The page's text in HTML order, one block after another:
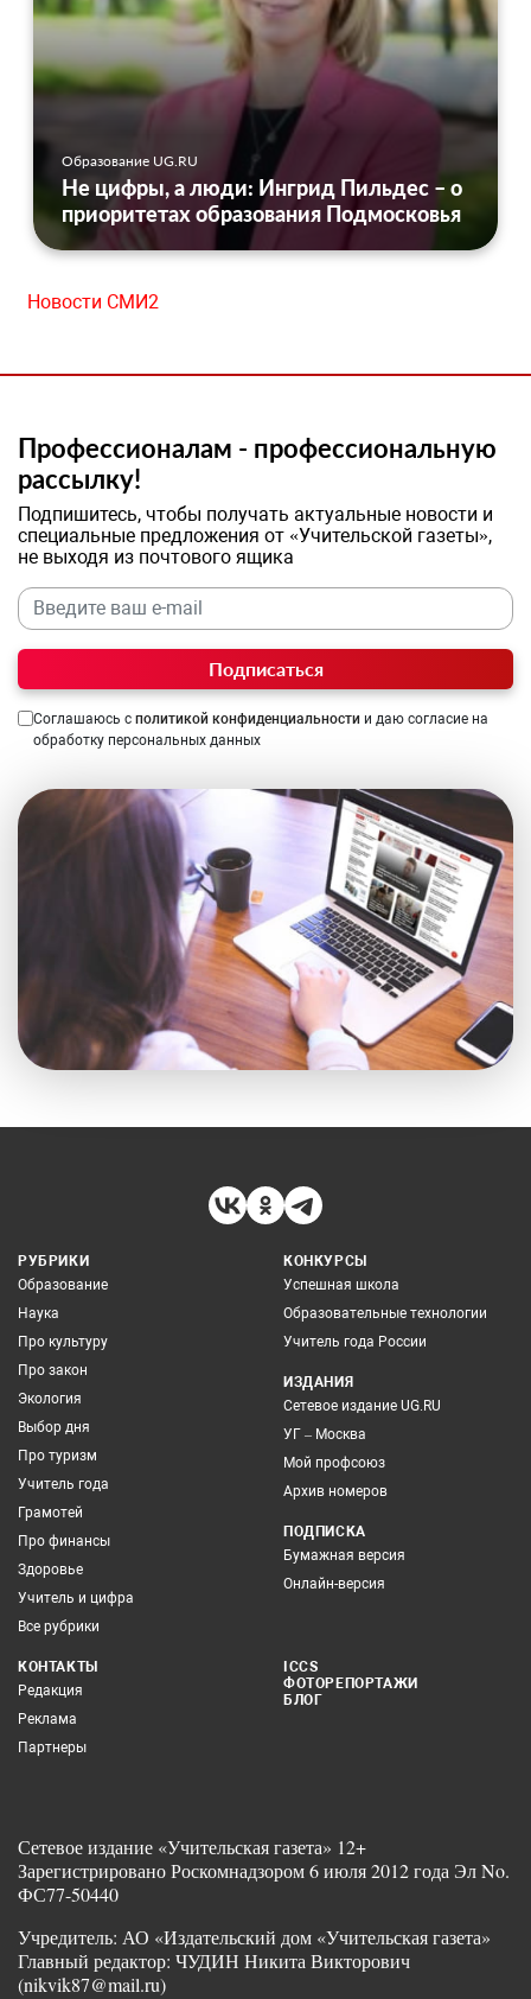
Образование UG.RU
Не цифры, а люди: Ингрид Пильдес – о
приоритетах образования Подмосковья
Новости СМИ2
Профессионалам - профессиональную
рассылку!
Подпишитесь, чтобы получать актуальные новости и
специальные предложения от «Учительской газеты»,
не выходя из почтового ящика
Подписаться
Соглашаюсь с политикой конфиденциальности и даю согласие на
обработку персональных данных
РУБРИКИ
Образование
Наука
Про культуру
Про закон
Экология
Выбор дня
Про туризм
Учитель года
Грамотей
Про финансы
Здоровье
Учитель и цифра
Все рубрики
КОНКУРСЫ
Успешная школа
Образовательные технологии
Учитель года России
ИЗДАНИЯ
Сетевое издание UG.RU
УГ – Москва
Мой профсоюз
Архив номеров
ПОДПИСКА
Бумажная версия
Онлайн-версия
КОНТАКТЫ
Редакция
Реклама
Партнеры
ICCS
ФОТОРЕПОРТАЖИ
БЛОГ
Сетевое издание «Учительская газета» 12+
Зарегистрировано Роскомнадзором 6 июля 2012 года Эл No.
ФС77-50440
Учредитель: АО «Издательский дом «Учительская газета»
Главный редактор: ЧУДИН Никита Викторович
(nikvik87@mail.ru)